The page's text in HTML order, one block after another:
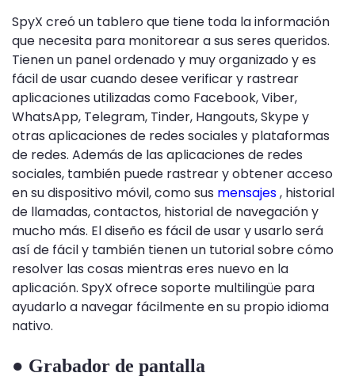
SpyX creó un tablero que tiene toda la información
que necesita para monitorear a sus seres queridos.
Tienen un panel ordenado y muy organizado y es
fácil de usar cuando desee verificar y rastrear
aplicaciones utilizadas como Facebook, Viber,
WhatsApp, Telegram, Tinder, Hangouts, Skype y
otras aplicaciones de redes sociales y plataformas
de redes. Además de las aplicaciones de redes
sociales, también puede rastrear y obtener acceso
en su dispositivo móvil, como sus mensajes, historial
de llamadas, contactos, historial de navegación y
mucho más. El diseño es fácil de usar y usarlo será
así de fácil y también tienen un tutorial sobre cómo
resolver las cosas mientras eres nuevo en la
aplicación. SpyX ofrece soporte multilingüe para
ayudarlo a navegar fácilmente en su propio idioma
nativo.
● Grabador de pantalla